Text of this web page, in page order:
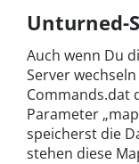
Unturned-
Auch wenn Du
Server
Commands.dat
Parameter
speicherst die
stehen diese